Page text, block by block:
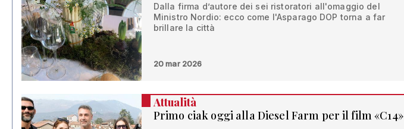
Dalla firma d’autore dei sei ristoratori all'omaggio del
Ministro Nordio: ecco come l'Asparago DOP torna a far
brillare la città
20 mar 2026
Attualità
Primo ciak oggi alla Diesel Farm per il film «C14»